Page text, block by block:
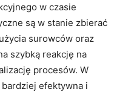
w czasie
są w stanie⁤ zbierać
surowców oraz
szybką reakcję na
‌procesów. W
⁢efektywna ⁤i⁢